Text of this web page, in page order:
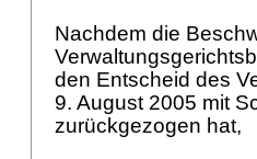
Nachdem die
den Entscheid des
9. August 2005 mit
zurückgezogen hat,